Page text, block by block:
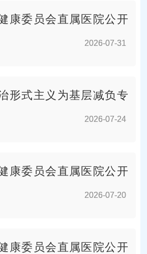
2026-07-31
康委员会直属医院公开
2026-07-31
2026-07-24
形式主义为基层减负专
2026-07-24
2026-07-20
康委员会直属医院公开
2026-07-20
康委员会直属医院公开